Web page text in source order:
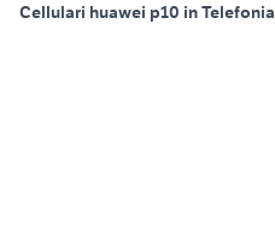
Cellulari huawei p10 in Telefonia